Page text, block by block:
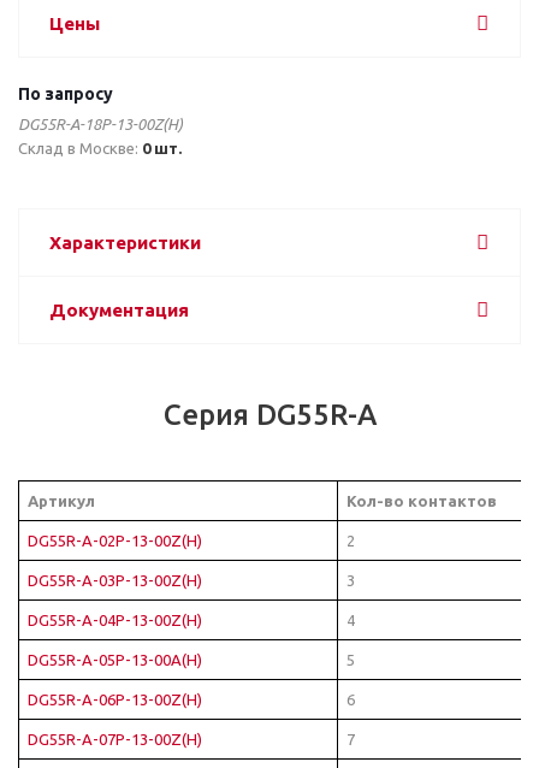
Цены
По запросу
DG55R-A-18P-13-00Z(H)
Склад в Москве: 0 шт.
Характеристики
Документация
Серия DG55R-A
Артикул Кол-во контактов
DG55R-A-02P-13-00Z(H) 2
DG55R-A-03P-13-00Z(H) 3
DG55R-A-04P-13-00Z(H) 4
DG55R-A-05P-13-00A(H) 5
DG55R-A-06P-13-00Z(H) 6
DG55R-A-07P-13-00Z(H) 7